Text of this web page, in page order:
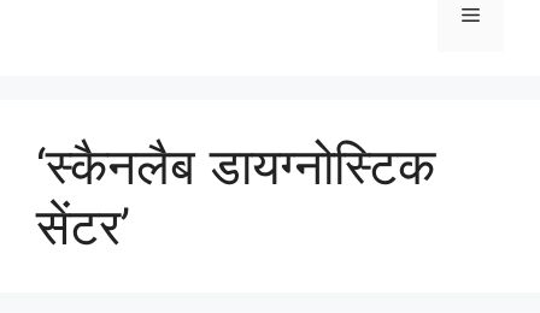
Menu
‘स्कैनलैब डायग्नोस्टिक
सेंटर’